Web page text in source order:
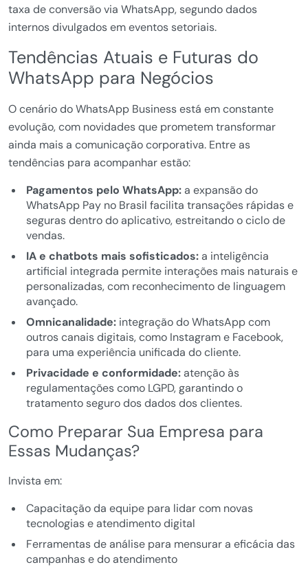
taxa de conversão via WhatsApp, segundo dados
internos divulgados em eventos setoriais.
Tendências Atuais e Futuras do
WhatsApp para Negócios
O cenário do WhatsApp Business está em constante
evolução, com novidades que prometem transformar
ainda mais a comunicação corporativa. Entre as
tendências para acompanhar estão:
Pagamentos pelo WhatsApp:a expansão do
WhatsApp Pay no Brasil facilita transações rápidas e
seguras dentro do aplicativo, estreitando o ciclo de
vendas.
IA e chatbots mais sofisticados:a inteligência
artificial integrada permite interações mais naturais e
personalizadas, com reconhecimento de linguagem
avançado.
Omnicanalidade:integração do WhatsApp com
outros canais digitais, como Instagram e Facebook,
para uma experiência unificada do cliente.
Privacidade e conformidade:atenção às
regulamentações como LGPD, garantindo o
tratamento seguro dos dados dos clientes.
Como Preparar Sua Empresa para
Essas Mudanças?
Invista em:
Capacitação da equipe para lidar com novas
tecnologias e atendimento digital
Ferramentas de análise para mensurar a eficácia das
campanhas e do atendimento